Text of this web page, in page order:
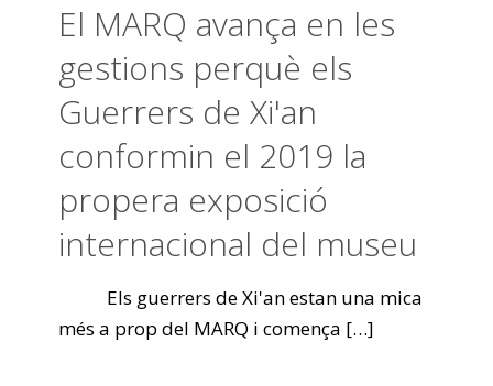
El MARQ avança en les
gestions perquè els
Guerrers de Xi'an
conformin el 2019 la
propera exposició
internacional del museu
Els guerrers de Xi'an estan una mica
més a prop del MARQ i comença […]